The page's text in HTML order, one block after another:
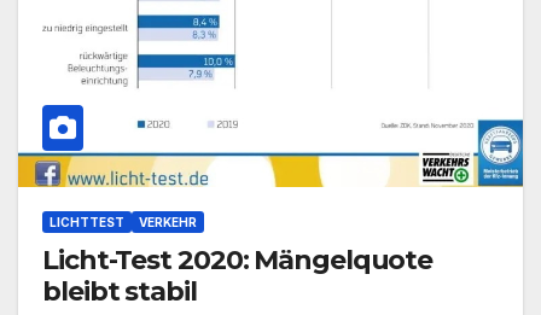
LICHTTEST VERKEHR
Licht-Test 2020: Mängelquote
bleibt stabil